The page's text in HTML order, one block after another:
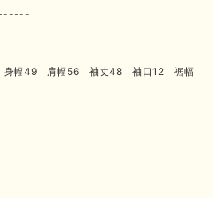
身幅49 肩幅56 袖丈48 袖口12 裾幅